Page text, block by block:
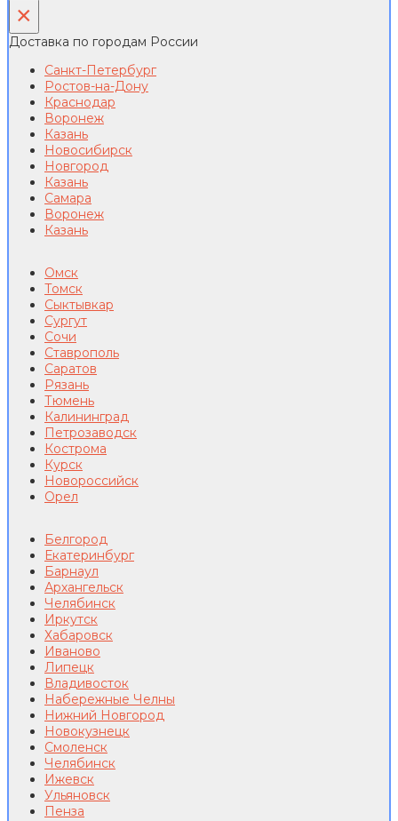
×
Доставка по городам России
Санкт-Петербург
Ростов-на-Дону
Краснодар
Воронеж
Казань
Новосибирск
Новгород
Казань
Самара
Воронеж
Казань
Омск
Томск
Сыктывкар
Сургут
Сочи
Ставрополь
Саратов
Рязань
Тюмень
Калининград
Петрозаводск
Кострома
Курск
Новороссийск
Орел
Белгород
Екатеринбург
Барнаул
Архангельск
Челябинск
Иркутск
Хабаровск
Иваново
Липецк
Владивосток
Набережные Челны
Нижний Новгород
Новокузнецк
Смоленск
Челябинск
Ижевск
Ульяновск
Пенза